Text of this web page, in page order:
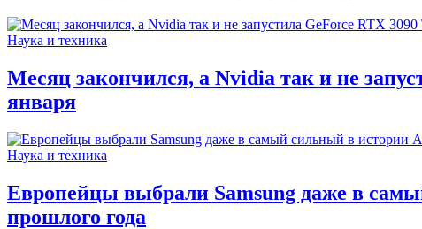
Наука и техника
Месяц закончился, а Nvidia так и не
января
Наука и техника
Европейцы выбрали Samsung даже в
прошлого года